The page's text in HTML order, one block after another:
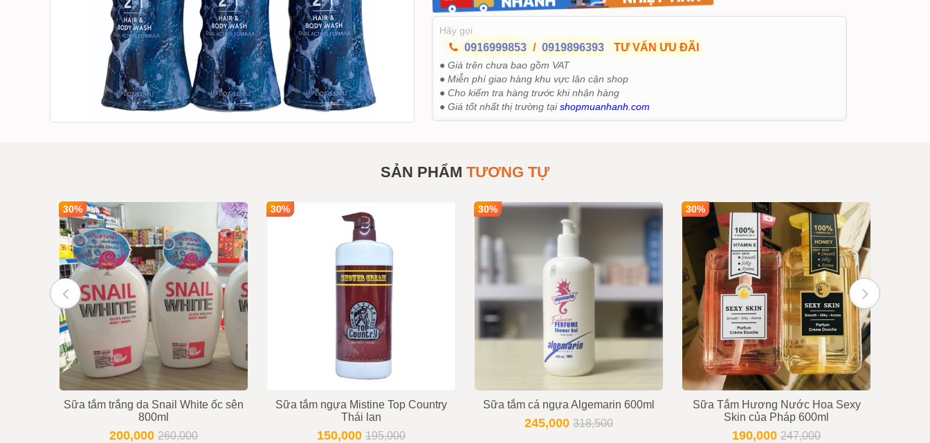
Hãy gọi
0916999853 / 0919896393 TƯ VẤN ƯU ĐÃI
● Giá trên chưa bao gồm VAT
● Miễn phí giao hàng khu vực lân cận shop
● Cho kiểm tra hàng trước khi nhận hàng
● Giá tốt nhất thị trường tạishopmuanhanh.com
SẢN PHẨM TƯƠNG TỰ
30%
Sữa tắm trắng da Snail White ốc sên
800ml
200,000 260,000
30%
Sữa tắm ngựa Mistine Top Country
Thái lan
150,000 195,000
30%
Sữa tắm cá ngựa Algemarin 600ml
245,000 318,500
30%
Sữa Tắm Hương Nước Hoa Sexy
Skin của Pháp 600ml
190,000 247,000